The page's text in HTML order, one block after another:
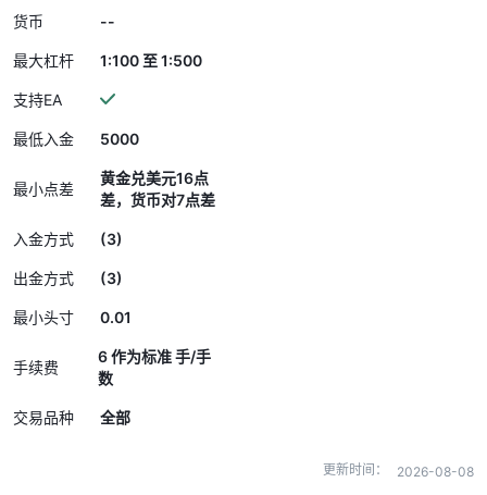
货币 --
最大杠杆 1:100 至 1:500
支持EA
最低入金 5000
最小点差
黄金兑美元16点
差，货币对7点差
入金方式 (3)
出金方式 (3)
最小头寸 0.01
手续费
6 作为标准 手/手
数
交易品种 全部
更新时间： 2026-08-08